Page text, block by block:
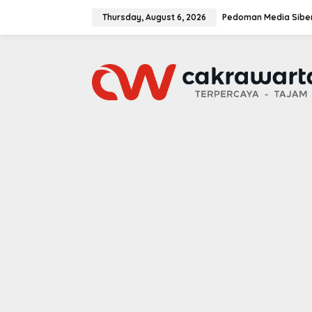
Thursday, August 6, 2026 Pedoman Media